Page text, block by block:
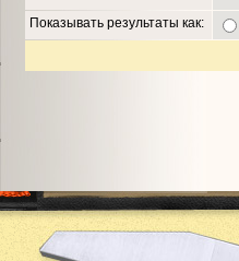
Показывать результаты как: